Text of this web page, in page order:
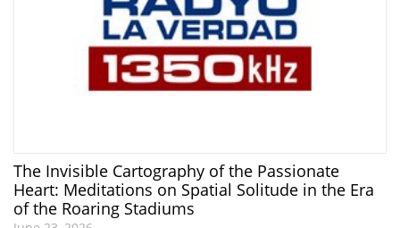
The Invisible Cartography of the Passionate
Heart: Meditations on Spatial Solitude in the Era
of the Roaring Stadiums